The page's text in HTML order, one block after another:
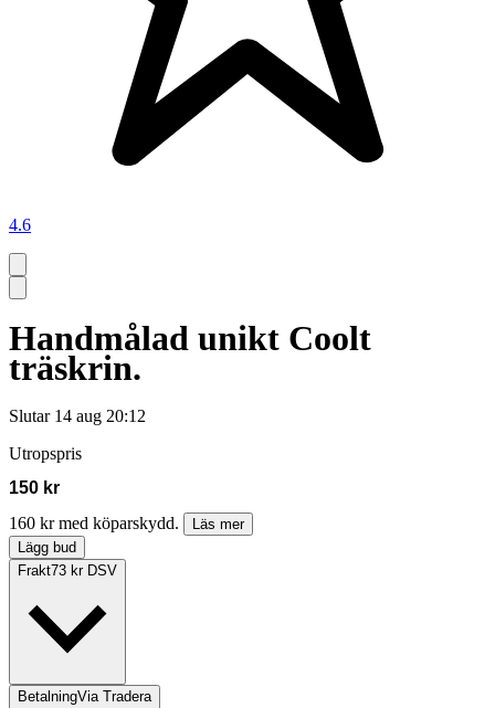
4.6
Handmålad unikt Coolt
träskrin.
Slutar 14 aug 20:12
Utropspris
150 kr
160 kr med köparskydd.
Läs mer
Lägg bud
Frakt73 kr DSV
BetalningVia Tradera